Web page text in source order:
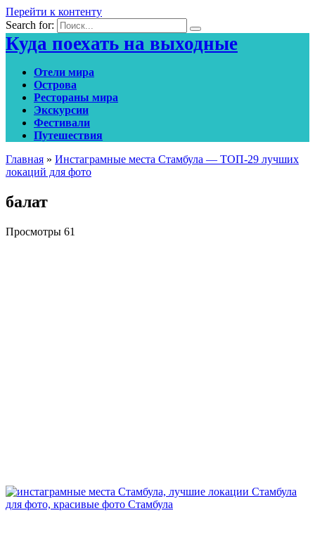
Перейти к контенту
Search for:
Куда поехать на выходные
Отели мира
Острова
Рестораны мира
Экскурсии
Фестивали
Путешествия
Главная » Инстаграмные места Стамбула — ТОП-29 лучших
локаций для фото
балат
Просмотры 61